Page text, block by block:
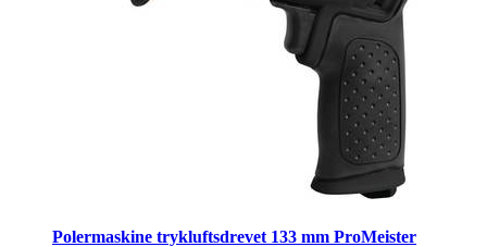
Polermaskine trykluftsdrevet 133 mm ProMeister